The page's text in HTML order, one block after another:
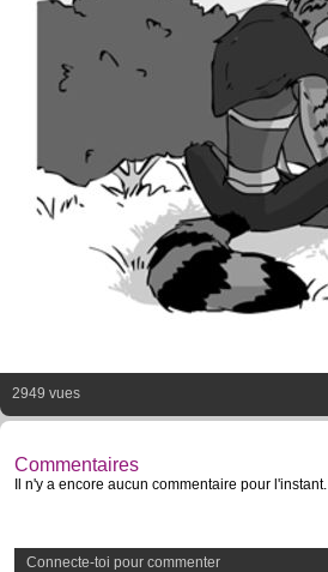
2949 vues
Commentaires
Il n'y a encore aucun commentaire pour l'instant.
Connecte-toi pour commenter